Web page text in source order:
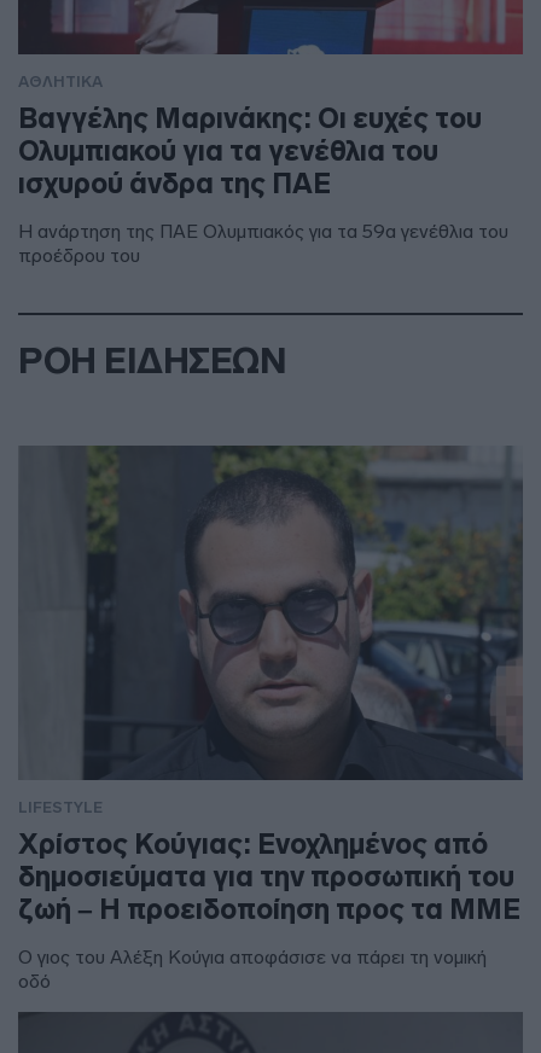
ΑΘΛΗΤΙΚΑ
Βαγγέλης Μαρινάκης: Οι ευχές του
Ολυμπιακού για τα γενέθλια του
ισχυρού άνδρα της ΠΑΕ
Η ανάρτηση της ΠΑΕ Ολυμπιακός για τα 59α γενέθλια του
προέδρου του
ΡΟΗ ΕΙΔΗΣΕΩΝ
LIFESTYLE
Χρίστος Κούγιας: Ενοχλημένος από
δημοσιεύματα για την προσωπική του
ζωή – Η προειδοποίηση προς τα ΜΜΕ
Ο γιος του Αλέξη Κούγια αποφάσισε να πάρει τη νομική
οδό